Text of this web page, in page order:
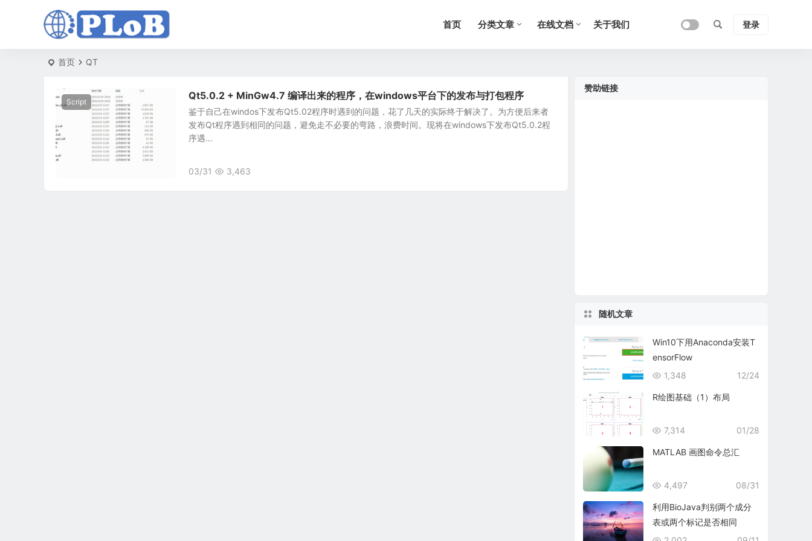
首页 分类文章 在线文档 关于我们 登录
首页 QT
Script
Qt5.0.2 + MinGw4.7 编译出来的程序，在windows平台下的发布与打包程序
鉴于自己在windos下发布Qt5.02程序时遇到的问题，花了几天的实际终于解决了。为方便后来者
发布Qt程序遇到相同的问题，避免走不必要的弯路，浪费时间。现将在windows下发布Qt5.0.2程
序遇...
03/31 3,463
赞助链接
随机文章
Win10下用Anaconda安装T
ensorFlow
12/24
1,348
R绘图基础（1）布局
01/28
7,314
MATLAB 画图命令总汇
08/31
4,497
利用BioJava判别两个成分
表或两个标记是否相同